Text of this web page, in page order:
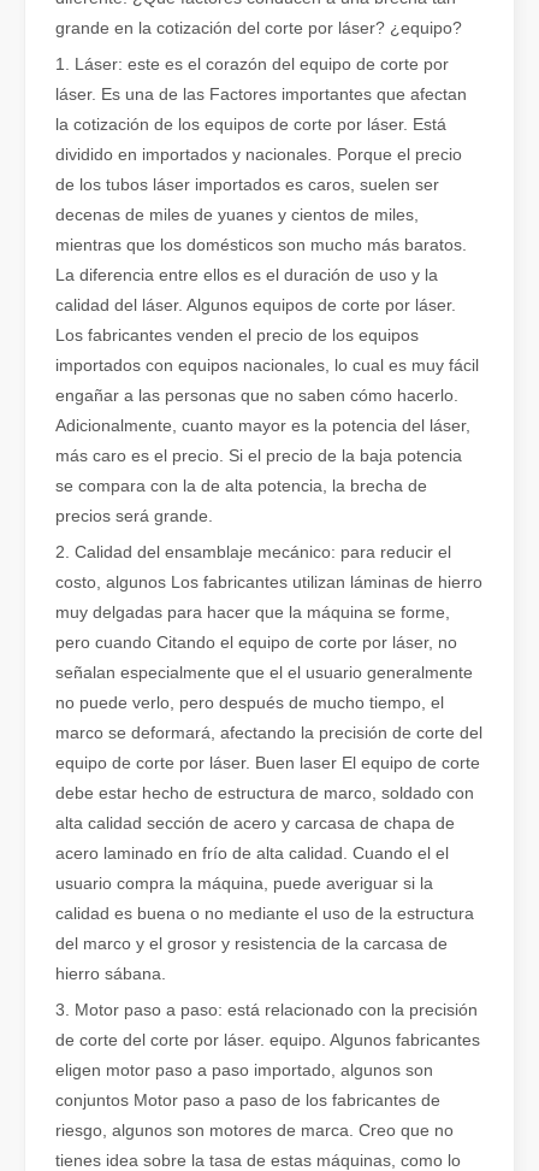
¿Qué es el corte por láser de tubos?
El corte por láser de tubos es una tecnología clave en la
Cómo elegir su compañero de trabajo: máquina de corte por láser
El corte de metal por láser es un método de precisión que se
El corte por láser de láminas de metal es un método de corte muy utilizado.
El corte por láser de láminas de metal es un método de corte
grande en la cotización del corte por láser? ¿equipo?
1. Láser: este es el corazón del equipo de corte por
láser. Es una de las Factores importantes que afectan
la cotización de los equipos de corte por láser. Está
dividido en importados y nacionales. Porque el precio
de los tubos láser importados es caros, suelen ser
decenas de miles de yuanes y cientos de miles,
mientras que los domésticos son mucho más baratos.
La diferencia entre ellos es el duración de uso y la
calidad del láser. Algunos equipos de corte por láser.
Los fabricantes venden el precio de los equipos
importados con equipos nacionales, lo cual es muy fácil
engañar a las personas que no saben cómo hacerlo.
Adicionalmente, cuanto mayor es la potencia del láser,
más caro es el precio. Si el precio de la baja potencia
se compara con la de alta potencia, la brecha de
precios será grande.
2. Calidad del ensamblaje mecánico: para reducir el
costo, algunos Los fabricantes utilizan láminas de hierro
muy delgadas para hacer que la máquina se forme,
pero cuando Citando el equipo de corte por láser, no
señalan especialmente que el el usuario generalmente
no puede verlo, pero después de mucho tiempo, el
marco se deformará, afectando la precisión de corte del
equipo de corte por láser. Buen laser El equipo de corte
debe estar hecho de estructura de marco, soldado con
alta calidad sección de acero y carcasa de chapa de
acero laminado en frío de alta calidad. Cuando el el
usuario compra la máquina, puede averiguar si la
calidad es buena o no mediante el uso de la estructura
del marco y el grosor y resistencia de la carcasa de
hierro sábana.
3. Motor paso a paso: está relacionado con la precisión
de corte del corte por láser. equipo. Algunos fabricantes
eligen motor paso a paso importado, algunos son
conjuntos Motor paso a paso de los fabricantes de
riesgo, algunos son motores de marca. Creo que no
tienes idea sobre la tasa de estas máquinas, como lo